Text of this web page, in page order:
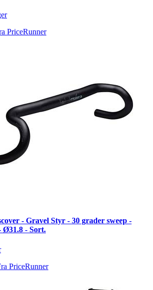
PriceRunner
- Gravel Styr - 30 grader sweep -
Ø31.8 - Sort.
PriceRunner